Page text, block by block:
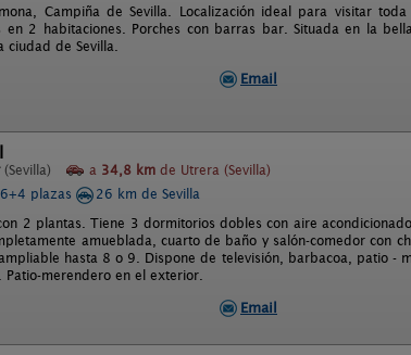
Campiña de Sevilla. Localización ideal para visitar
2 habitaciones. Porches con barras bar. Situada en la
de Sevilla.
Email
(Sevilla) a 34,8 km de Utrera (Sevilla)
plazas
26 km de Sevilla
2 plantas. Tiene 3 dormitorios dobles con aire
amueblada, cuarto de baño y salón-comedor con
hasta 8 o 9. Dispone de televisión, barbacoa, patio -
merendero en el exterior.
Email